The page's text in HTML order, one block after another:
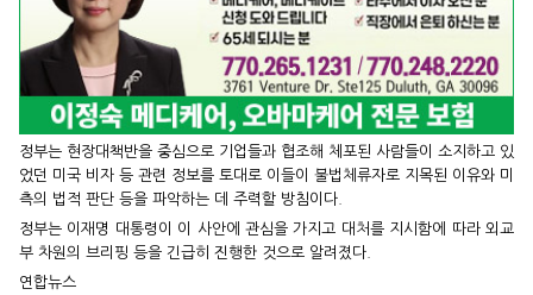
정부는 현장대책반을 중심으로 기업들과 협조해 체포된 사람들이 소지하고 있
었던 미국 비자 등 관련 정보를 토대로 이들이 불법체류자로 지목된 이유와 미
측의 법적 판단 등을 파악하는 데 주력할 방침이다.
정부는 이재명 대통령이 이 사안에 관심을 가지고 대처를 지시함에 따라 외교
부 차원의 브리핑 등을 긴급히 진행한 것으로 알려졌다.
연합뉴스